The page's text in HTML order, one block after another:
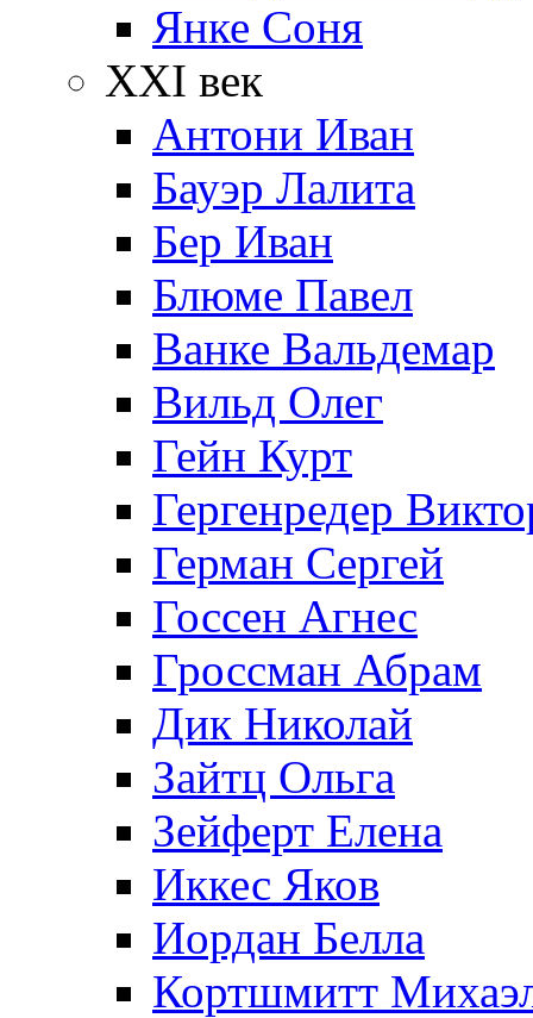
Янке Соня
XXI век
Антони Иван
Бауэр Лалита
Бер Иван
Блюме Павел
Ванке Вальдемар
Вильд Олег
Гейн Курт
Гергенредер
Герман Сергей
Госсен Агнес
Гроссман Абрам
Дик Николай
Зайтц Ольга
Зейферт Елена
Иккес Яков
Иордан Белла
Кортшмитт